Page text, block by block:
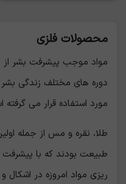
محصولات فلزی
مواد موجب پیشرفت بشر از
دوره های مختلف زندگی بشر
مورد استفاده قرار می
طلا، نقره و مس از جمله
طبیعت بودند که با
ریزی مواد امروزه در